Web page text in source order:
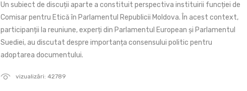
vizualizări: 42789
Un subiect de discuții aparte a constituit perspectiva instituirii funcției de
Comisar pentru Etică în Parlamentul Republicii Moldova. În acest context,
participanții la reuniune, experți din Parlamentul European și Parlamentul
Suediei, au discutat despre importanța consensului politic pentru
adoptarea documentului.